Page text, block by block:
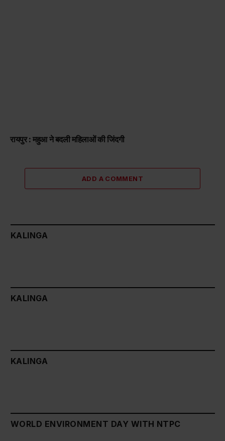
रायपुर : महुआ ने बदली महिलाओं की जिंदगी
ADD A COMMENT
KALINGA
KALINGA
KALINGA
WORLD ENVIRONMENT DAY WITH NTPC